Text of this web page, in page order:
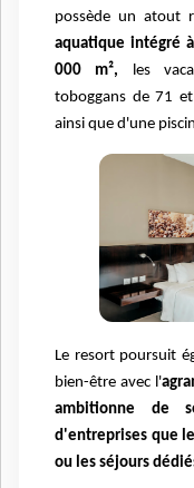
possède un atout
aquatique intégré
000 m²,
les
toboggans de 71
ainsi que d'une
Le resort poursuit
bien-être avec l'
ambitionne de
d'entreprises que
ou les séjours